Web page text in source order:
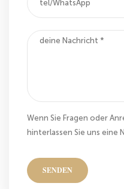
Wenn Sie Fragen oder
hinterlassen Sie uns
SENDEN